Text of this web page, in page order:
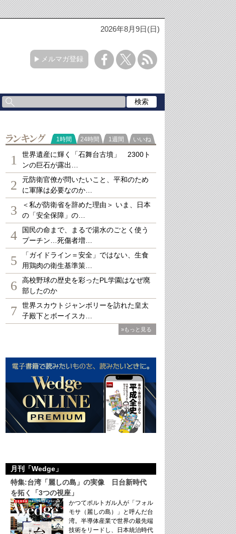
2026年8月9日(日)
メルマガ登録
ランキング
1時間 24時間 1週間 いいね
1
世界遺産に輝く「石舞台古墳」 2300ト
ンの巨石が露出…
2
元防衛官僚が問いたいこと、平和のため
に軍隊は必要なのか…
3
＜私が防衛省を辞めた理由＞ いま、日本
の「安全保障」の…
4
国民の命まで、まるで湯水のごとく使う
プーチン…死傷者増…
5
「ガイドライン＝安全」ではない、生食
用鶏肉の衛生基準策…
6
高校野球の歴史を彩ったPL学園はなぜ廃
部したのか
7
世界スカウトジャンボリーを訪れた皇太
子殿下とボーイスカ…
»もっと見る
月刊「Wedge」
特集:台湾「麗しの島」の実像 日台新時代
を拓く「3つの視座」
かつてポルトガル人が「フォル
モサ（麗しの島）」と呼んだ台
湾。半導体産業で世界の最先端
技術をリードし、日本統治時代